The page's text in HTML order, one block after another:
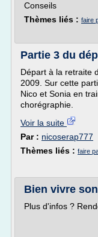
Conseils
Thèmes liés : faire
Partie 3 du
Départ à la retraite
2009. Sur cette
Nico et Sonia en
chorégraphie.
Voir la suite
Par : nicoserap777
Thèmes liés : faire
Bien vivre
Plus d'infos ?